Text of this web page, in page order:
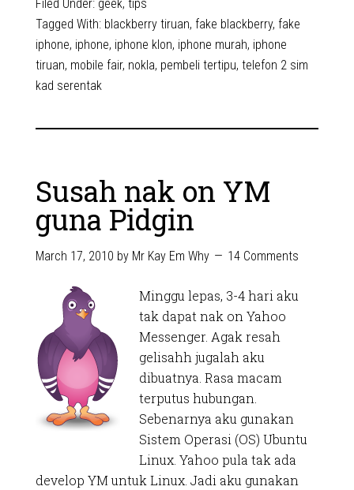
Filed Under: geek, tips
Tagged With: blackberry tiruan, fake blackberry, fake
iphone, iphone, iphone klon, iphone murah, iphone
tiruan, mobile fair, nokla, pembeli tertipu, telefon 2 sim
kad serentak
Susah nak on YM
guna Pidgin
March 17, 2010 by Mr Kay Em Why 14 Comments
Minggu lepas, 3-4 hari aku
tak dapat nak on Yahoo
Messenger. Agak resah
gelisahh jugalah aku
dibuatnya. Rasa macam
terputus hubungan.
Sebenarnya aku gunakan
Sistem Operasi (OS) Ubuntu
Linux. Yahoo pula tak ada
develop YM untuk Linux. Jadi aku gunakan